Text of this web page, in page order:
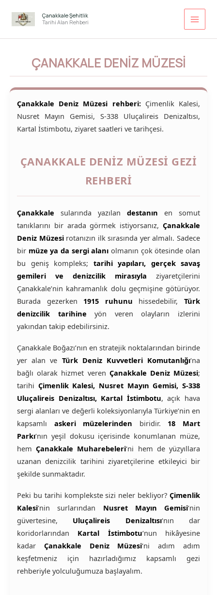
atla
Çanakkale Şehitlik
Tarihi Alan Rehberi
ÇANAKKALE DENIZ MÜZESI
Çanakkale Deniz Müzesi rehberi:Çimenlik Kalesi,
Nusret Mayın Gemisi, S-338 Uluçalireis Denizaltısı,
Kartal İstimbotu, ziyaret saatleri ve tarihçesi.
ÇANAKKALE DENIZ MÜZESI GEZI
REHBERI
Çanakkale sularında yazılan destanın en somut
tanıklarını bir arada görmek istiyorsanız, Çanakkale
Deniz Müzesirotanızın ilk sırasında yer almalı. Sadece
bir müze ya da sergi alanıolmanın çok ötesinde olan
bu geniş kompleks; tarihi yapıları, gerçek savaş
gemileri ve denizcilik mirasıyla ziyaretçilerini
Çanakkale’nin kahramanlık dolu geçmişine götürüyor.
Burada gezerken 1915 ruhunu hissedebilir,Türk
denizcilik tarihine yön veren olayların izlerini
yakından takip edebilirsiniz.
Çanakkale Boğazı’nın en stratejik noktalarından birinde
yer alan ve Türk Deniz Kuvvetleri Komutanlığı‘na
bağlı olarak hizmet veren Çanakkale Deniz Müzesi;
tarihi Çimenlik Kalesi, Nusret Mayın Gemisi, S-338
Uluçalireis Denizaltısı, Kartal İstimbotu, açık hava
sergi alanları ve değerli koleksiyonlarıyla Türkiye’nin en
kapsamlı askeri müzelerinden biridir. 18 Mart
Parkı‘nın yeşil dokusu içerisinde konumlanan müze,
hemÇanakkale Muharebeleri‘ni hem de yüzyıllara
uzanan denizcilik tarihini ziyaretçilerine etkileyici bir
şekilde sunmaktadır.
Peki bu tarihi komplekste sizi neler bekliyor? Çimenlik
Kalesi‘nin surlarından Nusret Mayın Gemisi‘nin
güvertesine, Uluçalireis Denizaltısı‘nın dar
koridorlarından Kartal İstimbotu‘nun hikâyesine
kadar Çanakkale Deniz Müzesi‘ni adım adım
keşfetmeniz için hazırladığımız kapsamlı gezi
rehberiyle yolculuğumuza başlayalım.